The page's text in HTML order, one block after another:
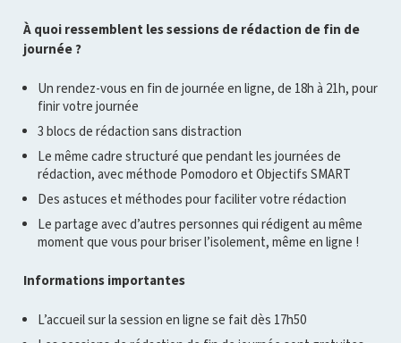
À quoi ressemblent les sessions de rédaction de fin de
journée ?
Un rendez-vous en fin de journée en ligne, de 18h à 21h, pour
finir votre journée
3 blocs de rédaction sans distraction
Le même cadre structuré que pendant les journées de
rédaction, avec méthode Pomodoro et Objectifs SMART
Des astuces et méthodes pour faciliter votre rédaction
Le partage avec d’autres personnes qui rédigent au même
moment que vous pour briser l’isolement, même en ligne !
Informations importantes
L’accueil sur la session en ligne se fait dès 17h50